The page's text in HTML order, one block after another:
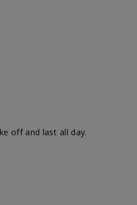
off and last all day.